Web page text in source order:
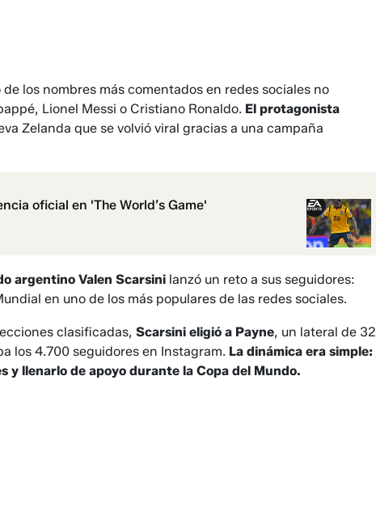
de los nombres más comentados en redes sociales no
Lionel Messi o Cristiano Ronaldo. El protagonista
Zelanda que se volvió viral gracias a una campaña
oficial en 'The World’s Game'
argentino Valen Scarsini lanzó un reto a sus seguidores:
en uno de los más populares de las redes sociales.
clasificadas, Scarsini eligió a Payne, un lateral de 32
los 4.700 seguidores en Instagram. La dinámica era simple:
y llenarlo de apoyo durante la Copa del Mundo.